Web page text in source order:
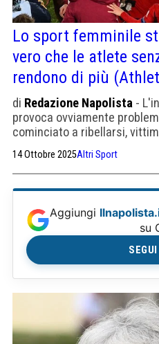
Lo sport femminile
vero che le atlete
rendono di più
di Redazione Napolista -
provoca ovviamente
cominciato a ribellarsi,
14 Ottobre 2025Altri Sport
Aggiungi
su